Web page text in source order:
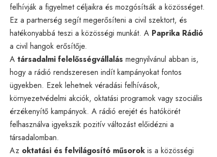
felhívják a figyelmet céljaikra és mozgósítsák a közösséget.
Ez a partnerség segít megerősíteni a civil szektort, és
hatékonyabbá teszi a közösségi munkát. A Paprika Rádió
a civil hangok erősítője.
A társadalmi felelősségvállalás megnyilvánul abban is,
hogy a rádió rendszeresen indít kampányokat fontos
ügyekben. Ezek lehetnek véradási felhívások,
környezetvédelmi akciók, oktatási programok vagy szociális
érzékenyítő kampányok. A rádió erejét és hatókörét
felhasználva igyekszik pozitív változást előidézni a
társadalomban.
Az oktatási és felvilágosító műsorok is a közösségi